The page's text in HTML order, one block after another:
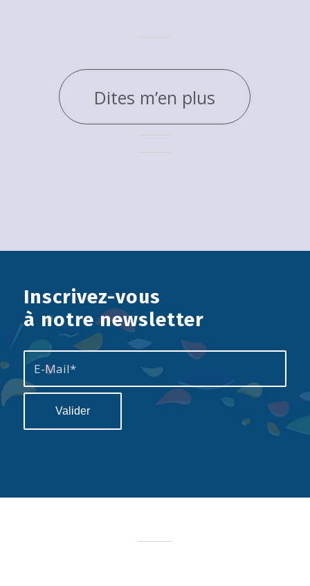
Dites m’en plus
Inscrivez-vous
à notre newsletter